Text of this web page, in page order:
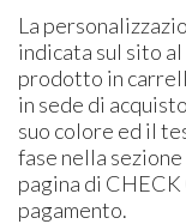
La
indicata sul sito
prodotto in
in sede di
suo colore ed il
fase nella sezione
pagina di
pagamento.